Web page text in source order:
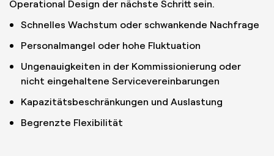
Operational Design der nächste Schritt sein.
Schnelles Wachstum oder schwankende Nachfrage
Personalmangel oder hohe Fluktuation
Ungenauigkeiten in der Kommissionierung oder
nicht eingehaltene Servicevereinbarungen
Kapazitätsbeschränkungen und Auslastung
Begrenzte Flexibilität